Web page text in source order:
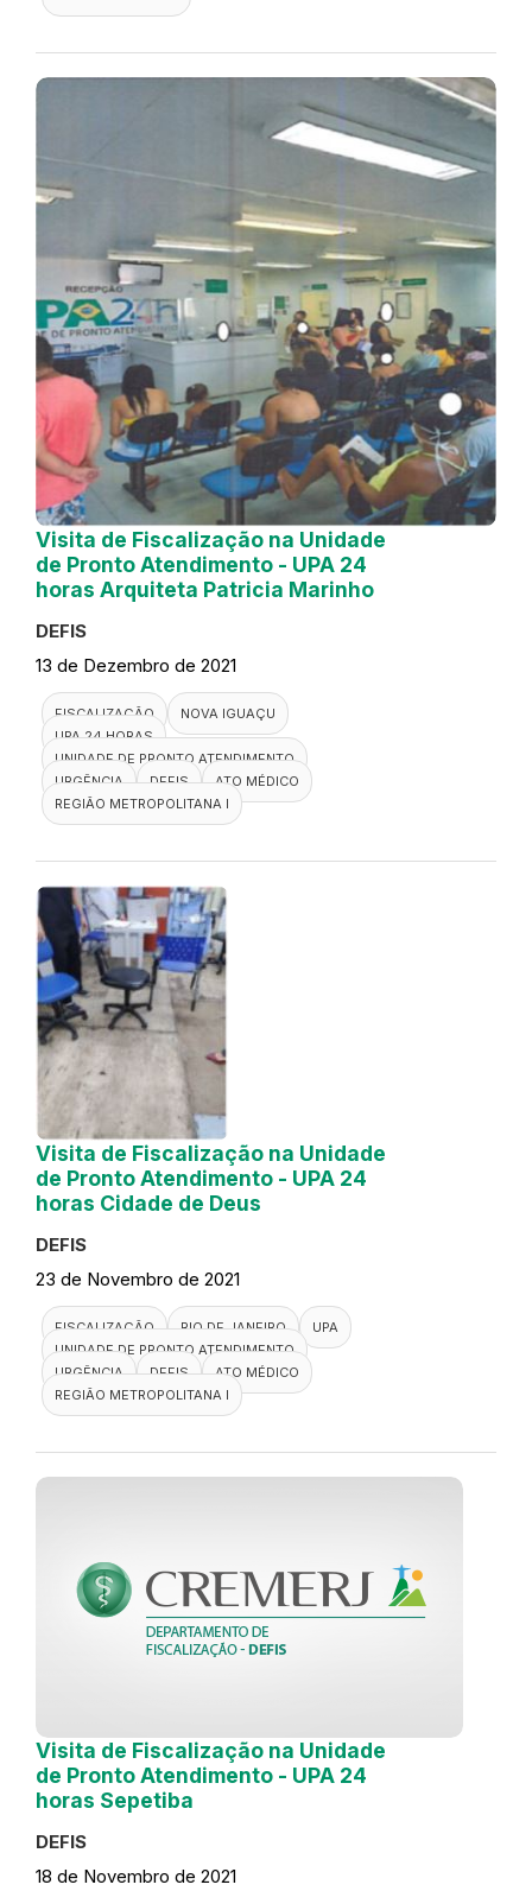
Visita de Fiscalização na Unidade
de Pronto Atendimento - UPA 24
horas Arquiteta Patricia Marinho
DEFIS
13 de Dezembro de 2021
FISCALIZAÇÃO
NOVA IGUAÇU
UPA 24 HORAS
UNIDADE DE PRONTO ATENDIMENTO
URGÊNCIA
DEFIS
ATO MÉDICO
REGIÃO METROPOLITANA I
Visita de Fiscalização na Unidade
de Pronto Atendimento - UPA 24
horas Cidade de Deus
DEFIS
23 de Novembro de 2021
FISCALIZAÇÃO RIO DE JANEIRO
UPA
UNIDADE DE PRONTO ATENDIMENTO
URGÊNCIA
DEFIS
ATO MÉDICO
REGIÃO METROPOLITANA I
Visita de Fiscalização na Unidade
de Pronto Atendimento - UPA 24
horas Sepetiba
DEFIS
18 de Novembro de 2021